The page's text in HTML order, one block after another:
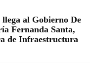
al Gobierno De
Fernanda Santa,
de Infraestructura